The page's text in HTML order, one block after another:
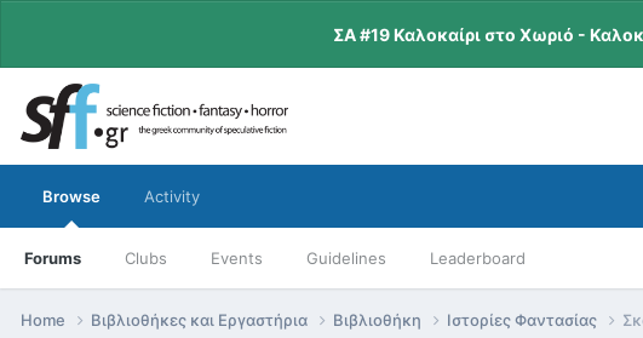
ΣΑ #19 Καλοκαίρι στο Χωριό -
Browse
Forums Clubs Events Guidelines Leaderboard
Activity
Home Βιβλιοθήκες και Εργαστήρια Βιβλιοθήκη Ιστορίες Φαντασίας